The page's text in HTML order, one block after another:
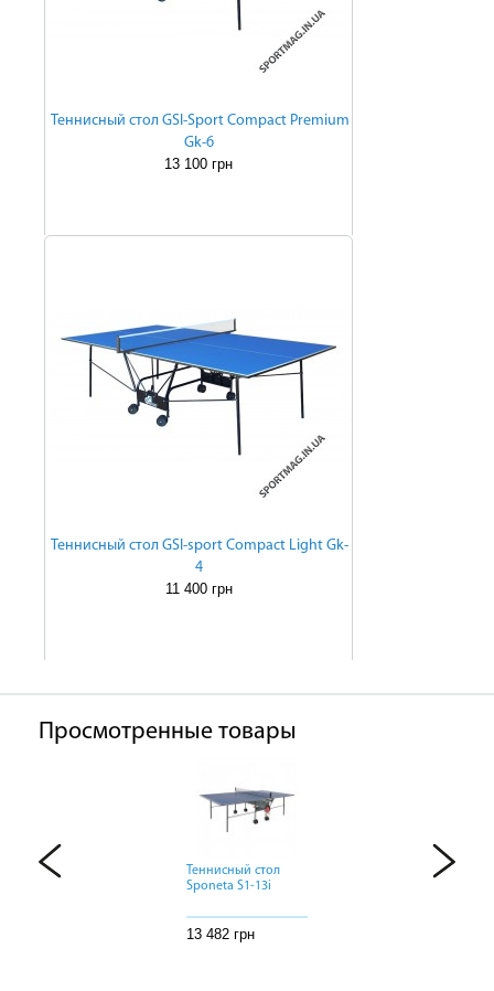
Теннисный стол GSI-Sport Compact Premium
Gk-6
13 100 грн
Теннисный стол GSI-sport Compact Light Gk-
4
11 400 грн
Просмотренные товары
Теннисный стол
Теннисный стол
Sponeta S1-13i
13 482 грн
Теннисный стол